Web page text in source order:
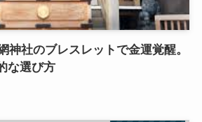
神社のブレスレットで金運覚醒。
な選び方